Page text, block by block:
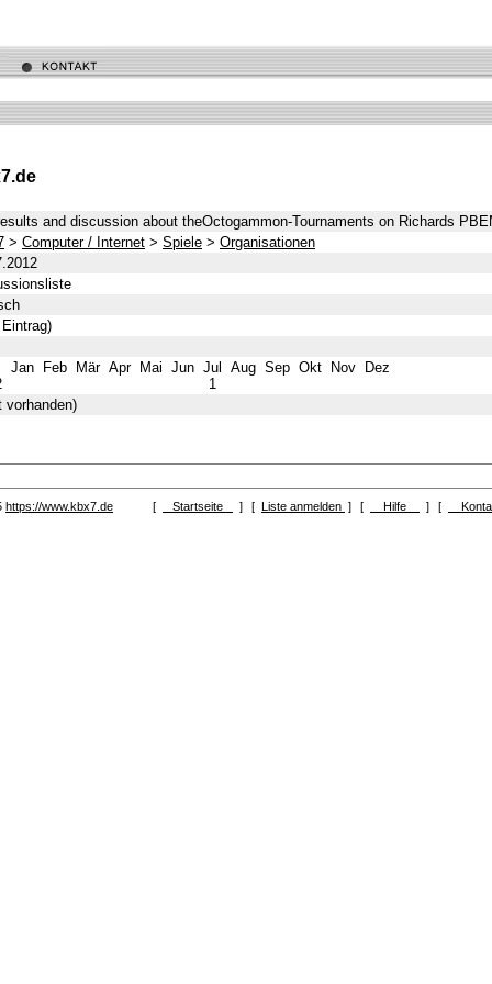
and discussion about theOctogammon-Tournaments on Richards
> Computer / Internet > Spiele > Organisationen
Jan Feb Mär Apr Mai Jun Jul Aug Sep Okt Nov Dez
1
vorhanden)
https://www.kbx7.de [ Startseite ] [ Liste anmelden ] [ Hilfe ] [